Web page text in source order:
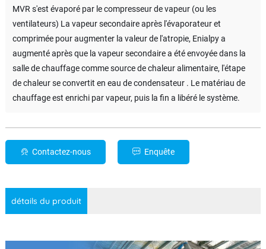
MVR s'est évaporé par le compresseur de vapeur (ou les
ventilateurs) La vapeur secondaire après l'évaporateur et
comprimée pour augmenter la valeur de l'atropie, Enialpy a
augmenté après que la vapeur secondaire a été envoyée dans la
salle de chauffage comme source de chaleur alimentaire, l'étape
de chaleur se convertit en eau de condensateur . Le matériau de
chauffage est enrichi par vapeur, puis la fin a libéré le système.
Contactez-nous Enquête
détails du produit